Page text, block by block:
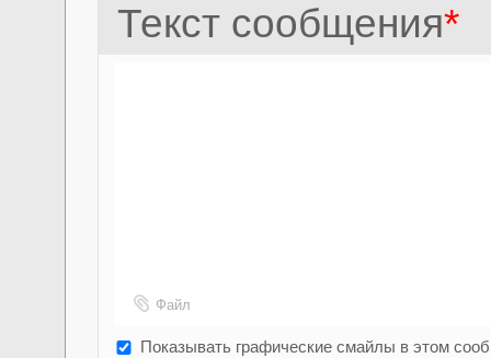
Текст сообщения*
Файл
Показывать графические смайлы в этом